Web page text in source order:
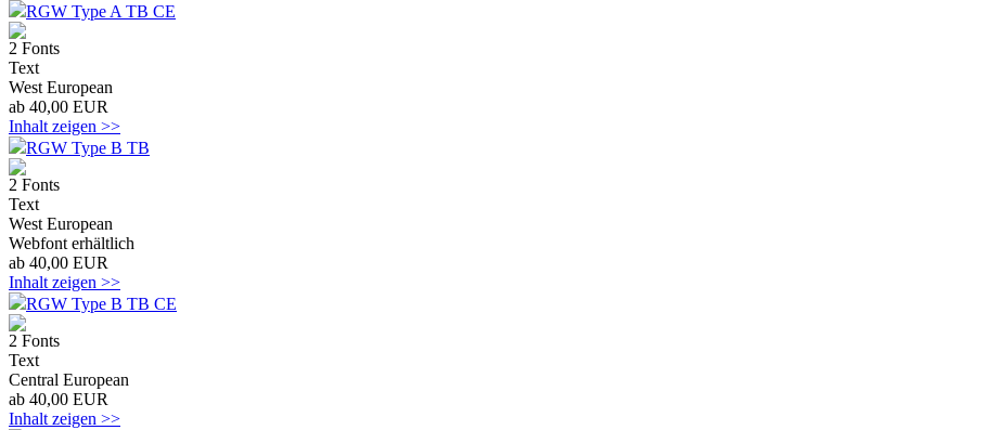
RGW Type A TB CE
2 Fonts
Text
West European
ab 40,00 EUR
Inhalt zeigen >>
RGW Type B TB
2 Fonts
Text
West European
Webfont erhältlich
ab 40,00 EUR
Inhalt zeigen >>
RGW Type B TB CE
2 Fonts
Text
Central European
ab 40,00 EUR
Inhalt zeigen >>